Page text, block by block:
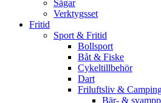
Sågar
Verktygsset
Fritid
Sport & Fritid
Bollsport
Båt & Fiske
Cykeltillbehör
Dart
Friluftsliv &
Bär- &